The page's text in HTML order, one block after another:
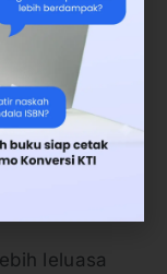
banyak
di
kebutuhan
peluang
leluasa